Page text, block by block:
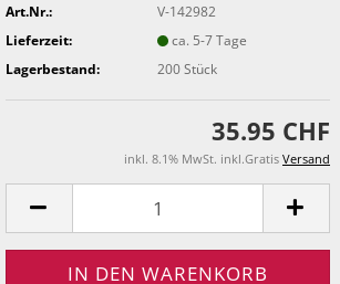
Art.Nr.:
V-142982
Lieferzeit:
ca. 5-7 Tage
Lagerbestand:
200Stück
35.95 CHF
inkl. 8.1% MwSt. inkl.Gratis Versand